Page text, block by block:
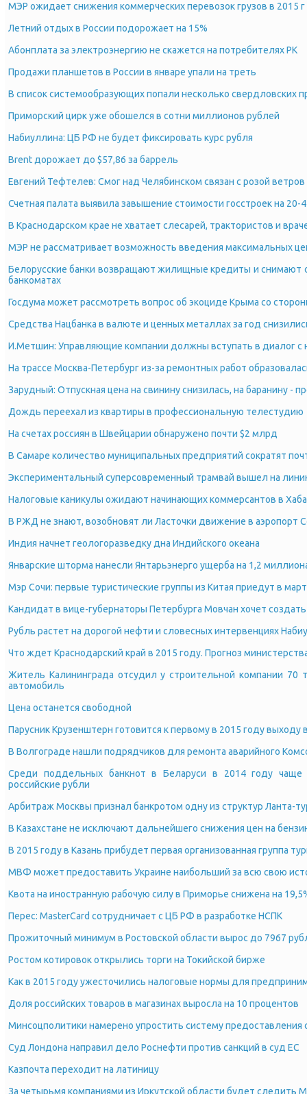
МЭР ожидает снижения коммерческих перевозок грузов в 2015 г
Летний отдых в России подорожает на 15%
Абонплата за электроэнергию не скажется на потребителях РК
Продажи планшетов в России в январе упали на треть
В список системообразующих попали несколько свердловских
Приморский цирк уже обошелся в сотни миллионов рублей
Набиуллина: ЦБ РФ не будет фиксировать курс рубля
Brent дорожает до $57,86 за баррель
Евгений Тефтелев: Смог над Челябинском связан с розой ветров
Счетная палата выявила завышение стоимости госстроек на 20-
В Краснодарском крае не хватает слесарей, трактористов и
МЭР не рассматривает возможность введения максимальных
Белорусские банки возвращают жилищные кредиты и снимают
банкоматах
Госдума может рассмотреть вопрос об экоциде Крыма со
Средства Нацбанка в валюте и ценных металлах за год
И.Метшин: Управляющие компании должны вступать в диалог с
На трассе Москва-Петербург из-за ремонтных работ
Зарудный: Отпускная цена на свинину снизилась, на баранину -
Дождь переехал из квартиры в профессиональную телестудию
На счетах россиян в Швейцарии обнаружено почти $2 млрд
В Самаре количество муниципальных предприятий сократят
Экспериментальный суперсовременный трамвай вышел на
Налоговые каникулы ожидают начинающих коммерсантов в
В РЖД не знают, возобновят ли Ласточки движение в аэропорт
Индия начнет геологоразведку дна Индийского океана
Январские шторма нанесли Янтарьэнерго ущерба на 1,2
Мэр Сочи: первые туристические группы из Китая приедут в
Кандидат в вице-губернаторы Петербурга Мовчан хочет
Рубль растет на дорогой нефти и словесных интервенциях
Что ждет Краснодарский край в 2015 году. Прогноз
Житель Калининграда отсудил у строительной компании 70
автомобиль
Цена останется свободной
Парусник Крузенштерн готовится к первому в 2015 году выходу
В Волгограде нашли подрядчиков для ремонта аварийного
Среди поддельных банкнот в Беларуси в 2014 году чаще
российские рубли
Арбитраж Москвы признал банкротом одну из структур Ланта-
В Казахстане не исключают дальнейшего снижения цен на
В 2015 году в Казань прибудет первая организованная группа
МВФ может предоставить Украине наибольший за всю свою
Квота на иностранную рабочую силу в Приморье снижена на
Перес: MasterCard сотрудничает с ЦБ РФ в разработке НСПК
Прожиточный минимум в Ростовской области вырос до 7967
Ростом котировок открылись торги на Токийской бирже
Как в 2015 году ужесточились налоговые нормы для
Доля российских товаров в магазинах выросла на 10 процентов
Минсоцполитики намерено упростить систему предоставления
Суд Лондона направил дело Роснефти против санкций в суд ЕС
Казпочта переходит на латиницу
За четырьмя компаниями из Иркутской области будет следить